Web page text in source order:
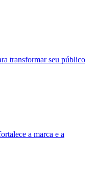
transformar seu público
a marca e a